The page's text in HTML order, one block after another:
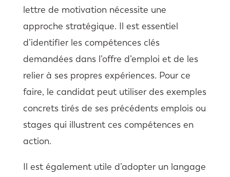
lettre de motivation nécessite une
approche stratégique. Il est essentiel
d’identifier les compétences clés
demandées dans l’offre d’emploi et de les
relier à ses propres expériences. Pour ce
faire, le candidat peut utiliser des exemples
concrets tirés de ses précédents emplois ou
stages qui illustrent ces compétences en
action.
Il est également utile d’adopter un langage